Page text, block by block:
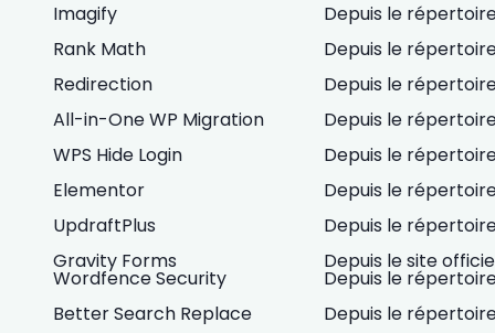
Imagify
Depuis le
Rank Math
Depuis le
Redirection
Depuis le
All-in-One WP Migration
Depuis le
WPS Hide Login
Depuis le
Elementor
Depuis le
UpdraftPlus
Depuis le
Gravity Forms
Depuis le site
Wordfence Security
Depuis le
Better Search Replace
Depuis le